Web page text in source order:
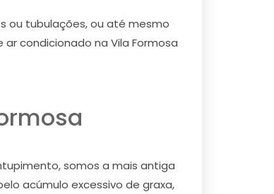
ou tubulações, ou até mesmo
condicionado na Vila Formosa
somos a mais antiga
acúmulo excessivo de graxa,